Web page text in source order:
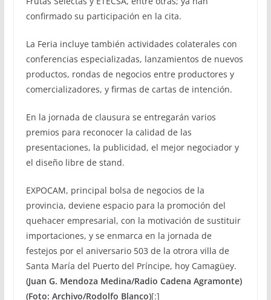
confirmado su participación en la cita.
La Feria incluye también actividades colaterales con
conferencias especializadas, lanzamientos de nuevos
productos, rondas de negocios entre productores y
comercializadores, y firmas de cartas de intención.
En la jornada de clausura se entregarán varios
premios para reconocer la calidad de las
presentaciones, la publicidad, el mejor negociador y
el diseño libre de stand.
EXPOCAM, principal bolsa de negocios de la
provincia, deviene espacio para la promoción del
quehacer empresarial, con la motivación de sustituir
importaciones, y se enmarca en la jornada de
festejos por el aniversario 503 de la otrora villa de
Santa María del Puerto del Príncipe, hoy Camagüey.
(Juan G. Mendoza Medina/Radio Cadena Agramonte)
(Foto: Archivo/Rodolfo Blanco)[:]